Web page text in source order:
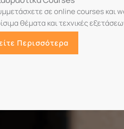
σε online courses και
θέματα και τεχνικές
Περισσότερα